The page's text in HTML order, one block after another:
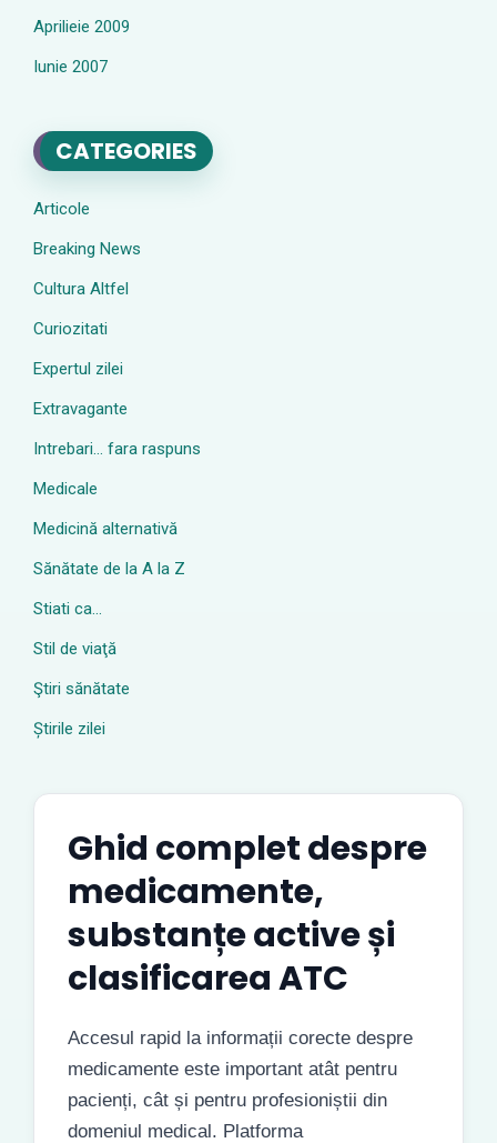
Aprilieie 2009
Iunie 2007
CATEGORIES
Articole
Breaking News
Cultura Altfel
Curiozitati
Expertul zilei
Extravagante
Intrebari… fara raspuns
Medicale
Medicină alternativă
Sănătate de la A la Z
Stiati ca…
Stil de viaţă
Ştiri sănătate
Știrile zilei
Ghid complet despre
medicamente,
substanțe active și
clasificarea ATC
Accesul rapid la informații corecte despre
medicamente este important atât pentru
pacienți, cât și pentru profesioniștii din
domeniul medical. Platforma